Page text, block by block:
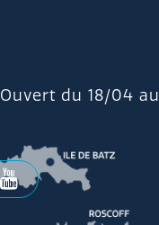
Ouvert du 18/04 au